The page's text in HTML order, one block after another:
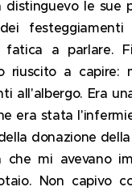
distinguevo le sue
festeggiamenti
a parlare.
riuscito a capire:
all'albergo. Era
era stata
donazione
che mi avevano
Non capivo